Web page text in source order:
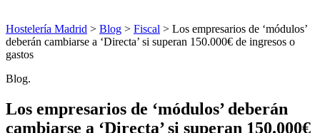
Hostelería Madrid > Blog > Fiscal > Los empresarios de ‘módulos’
deberán cambiarse a ‘Directa’ si superan 150.000€ de ingresos o
gastos
Blog.
Los empresarios de ‘módulos’ deberán
cambiarse a ‘Directa’ si superan 150.000€